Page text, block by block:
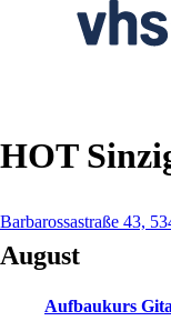
HOT
Barbarossastraße 43,
August
Aufbaukurs